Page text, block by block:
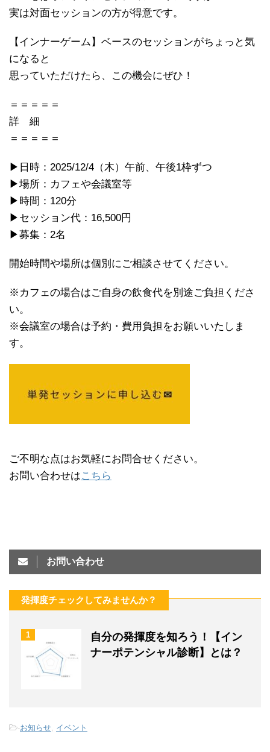
実は対面セッションの方が得意です。
【インナーゲーム】ベースのセッションがちょっと気
になると
思っていただけたら、この機会にぜひ！
＝＝＝＝＝
詳 細
＝＝＝＝＝
▶日時：2025/12/4（木）午前、午後1枠ずつ
▶場所：カフェや会議室等
▶時間：120分
▶セッション代：16,500円
▶募集：2名
開始時間や場所は個別にご相談させてください。
※カフェの場合はご自身の飲食代を別途ご負担くださ
い。
※会議室の場合は予約・費用負担をお願いいたしま
す。
ご不明な点はお気軽にお問合せください。
お問い合わせはこちら
お問い合わせ
発揮度チェックしてみませんか？
1
自分の発揮度を知ろう！【イン
ナーポテンシャル診断】とは？
-お知らせ, イベント